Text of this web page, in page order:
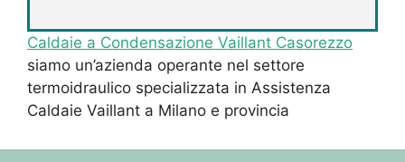
Caldaie a Condensazione Vaillant Casorezzo
siamo un’azienda operante nel settore
termoidraulico specializzata in Assistenza
Caldaie Vaillant a Milano e provincia